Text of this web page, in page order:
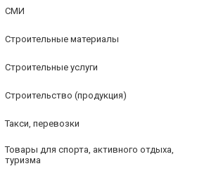
СМИ
Строительные материалы
Строительные услуги
Строительство (продукция)
Такси, перевозки
Товары для спорта, активного отдыха,
туризма